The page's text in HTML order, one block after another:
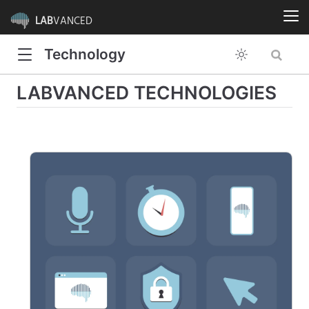
LABVANCED
Technology
LABVANCED TECHNOLOGIES
Technology